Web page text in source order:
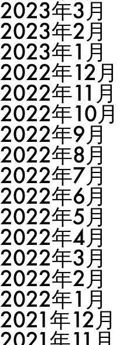
2023年3月
2023年2月
2023年1月
2022年12月
2022年11月
2022年10月
2022年9月
2022年8月
2022年7月
2022年6月
2022年5月
2022年4月
2022年3月
2022年2月
2022年1月
2021年12月
2021年11月